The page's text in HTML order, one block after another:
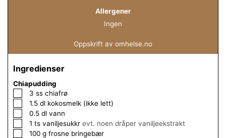
Allergener
Ingen
Oppskrift av omhelse.no
Ingredienser
Chiapudding
▢3 ss chiafrø
▢
1.5 dl kokosmelk (ikke lett)
▢
0.5 dl vann
▢
1 ts vaniljesukkr evt. noen dråper vaniljeekstrakt
▢
100 g frosne bringebær